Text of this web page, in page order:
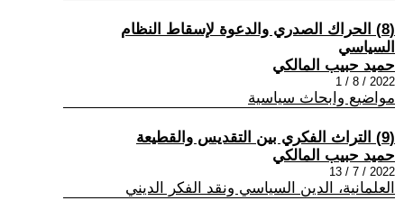
(8) الحراك الصدري والدعوة لإسقاط النظام
السياسي
حميد حبيب المالكي
2022 / 8 / 1
مواضيع وابحاث سياسية
(9) التراث الفكري بين التقديس والقطيعة
حميد حبيب المالكي
2022 / 7 / 13
العلمانية، الدين السياسي ونقد الفكر الديني